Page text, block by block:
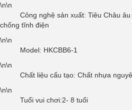
\n\n
Công nghệ sản xuất: Tiêu Châu âu
chống tĩnh điện
\n\n
Model: HKCBB6-1
\n\n
Chất liệu cấu tạo: Chất nhựa
\n\n
Tuổi vui chơi:2- 8 tuổi